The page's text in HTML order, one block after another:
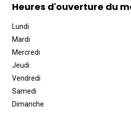
Heures d'ouverture du
Lundi
Mardi
Mercredi
Jeudi
Vendredi
Samedi
Dimanche